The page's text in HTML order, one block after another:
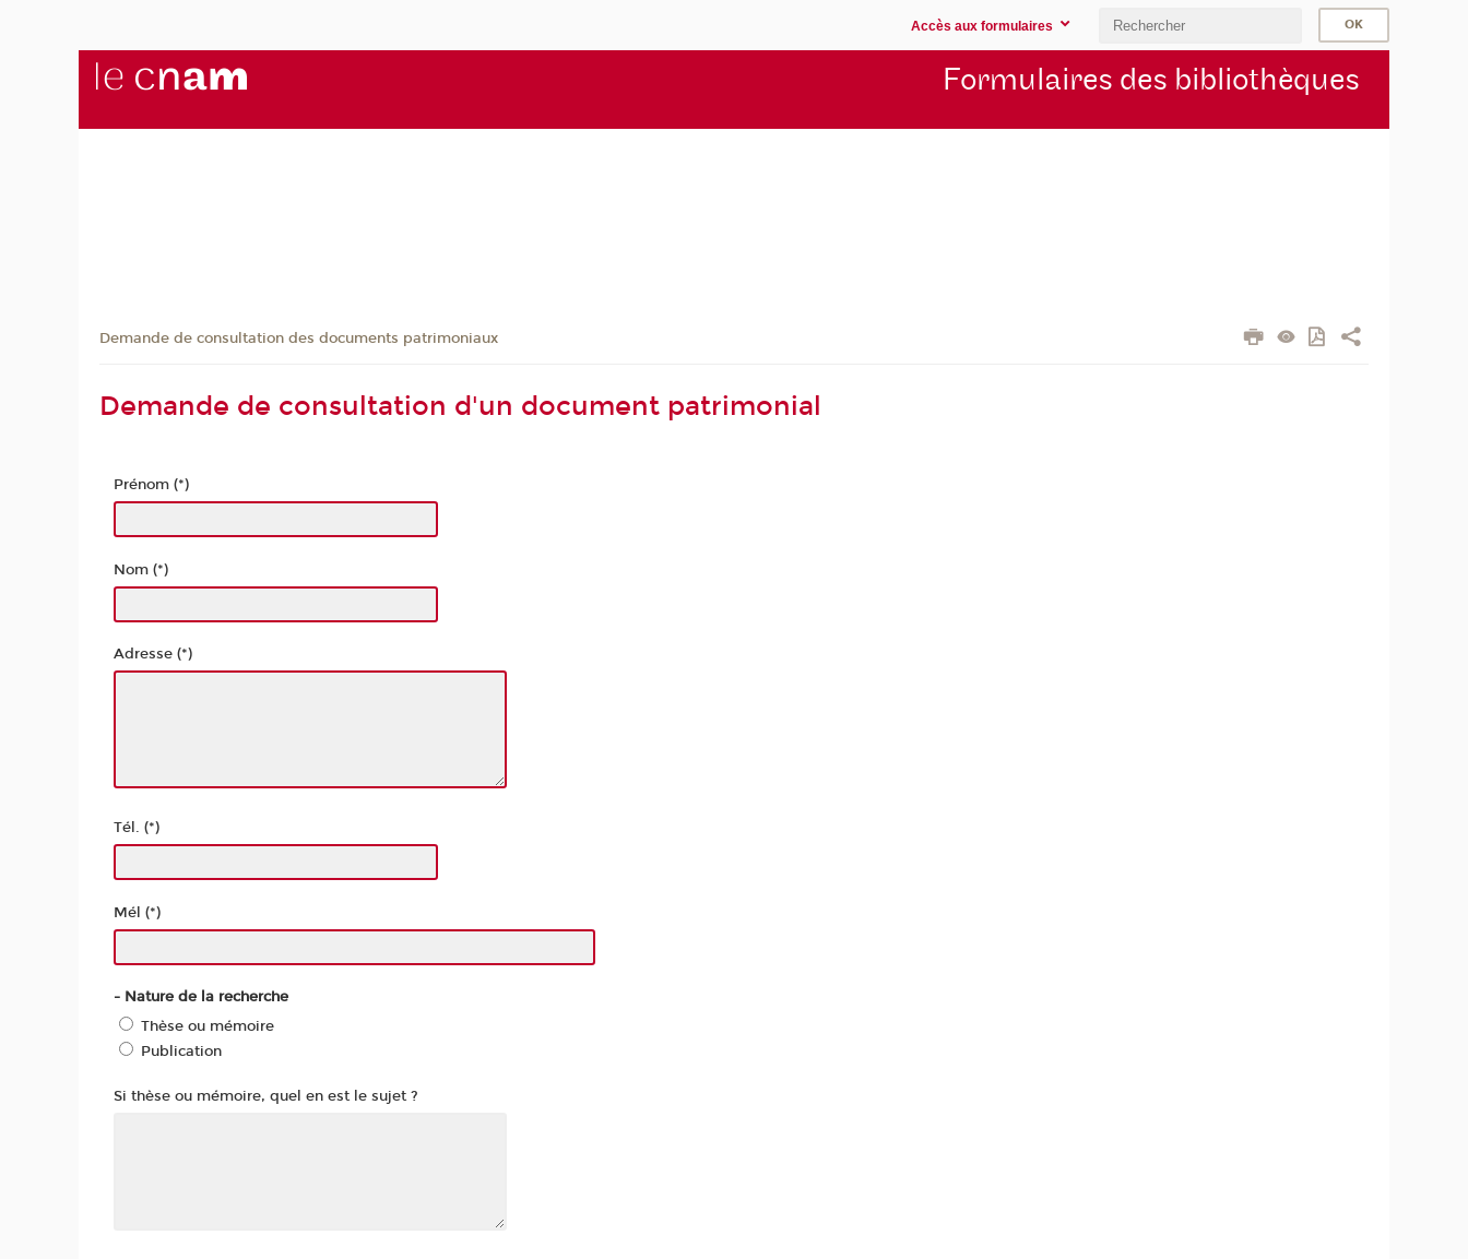
Accès aux formulaires
Formulaires des bibliothèques
Demande de consultation des documents patrimoniaux
Demande de consultation d'un document patrimonial
Prénom (*)
Nom (*)
Adresse (*)
Tél. (*)
Mél (*)
- Nature de la recherche
Thèse ou mémoire
Publication
Si thèse ou mémoire, quel en est le sujet ?